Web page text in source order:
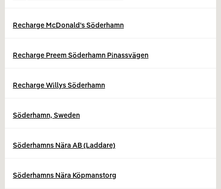
Recharge McDonald's Söderhamn
Recharge Preem Söderhamn Pinassvägen
Recharge Willys Söderhamn
Söderhamn, Sweden
Söderhamns Nära AB (Laddare)
Söderhamns Nära Köpmanstorg